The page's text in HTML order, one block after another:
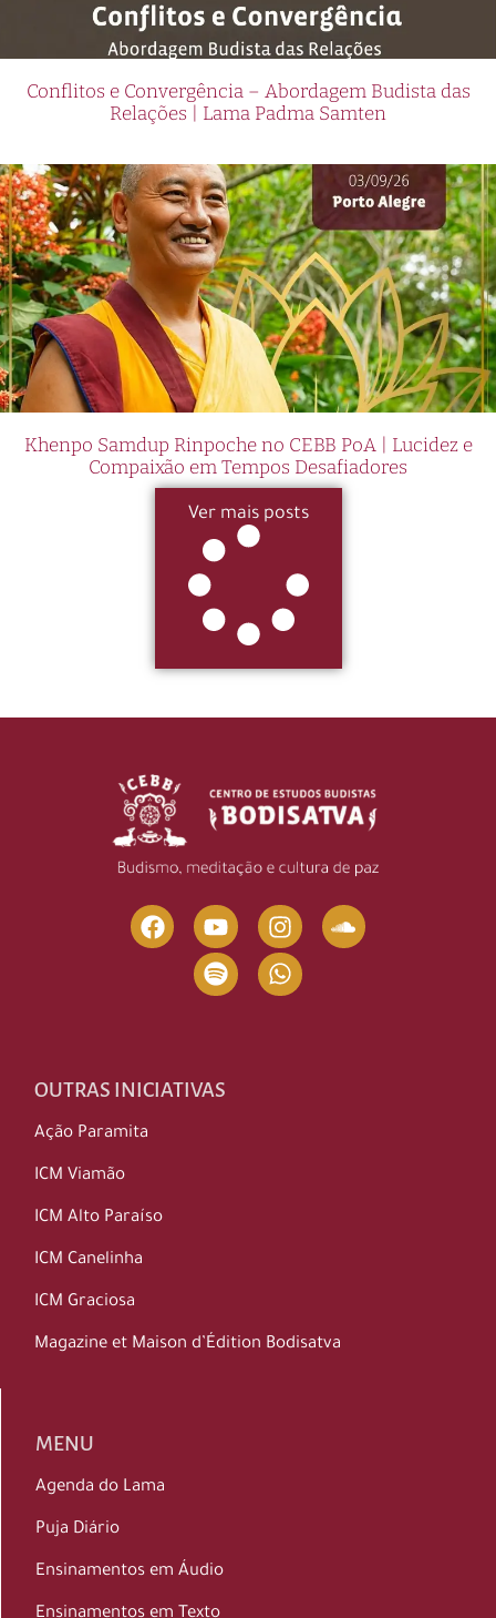
Conflitos e Convergência – Abordagem Budista das
Relações | Lama Padma Samten
Khenpo Samdup Rinpoche no CEBB PoA | Lucidez e
Compaixão em Tempos Desafiadores
Ver mais posts
OUTRAS INICIATIVAS
Ação Paramita
ICM Viamão
ICM Alto Paraíso
ICM Canelinha
ICM Graciosa
Magazine et Maison d’Édition Bodisatva
MENU
Agenda do Lama
Puja Diário
Ensinamentos em Áudio